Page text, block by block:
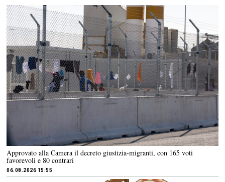
Approvato alla Camera il decreto giustizia-migranti, con 165 voti
favorevoli e 80 contrari
06.08.2026 15:55